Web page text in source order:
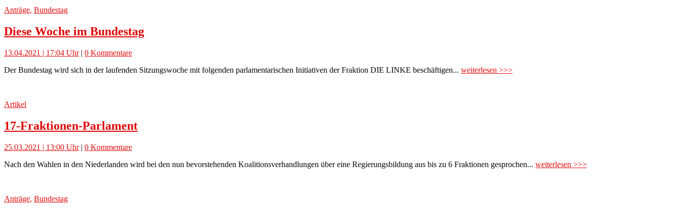
Anträge, Bundestag
Diese Woche im Bundestag
13.04.2021 | 17:04 Uhr| 0 Kommentare
Der Bundestag wird sich in der laufenden Sitzungswoche mit folgenden parlamentarischen Initiativen der Fraktion DIE LINKE beschäftigen... weiterlesen >>>
Artikel
17-Fraktionen-Parlament
25.03.2021 | 13:00 Uhr| 0 Kommentare
Nach den Wahlen in den Niederlanden wird bei den nun bevorstehenden Koalitionsverhandlungen über eine Regierungsbildung aus bis zu 6 Fraktionen gesprochen... weiterlesen >>>
Anträge, Bundestag